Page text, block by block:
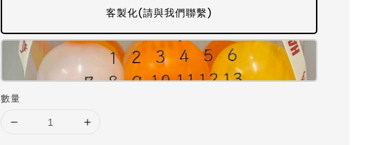
客製化(請與我們聯繫)
數量